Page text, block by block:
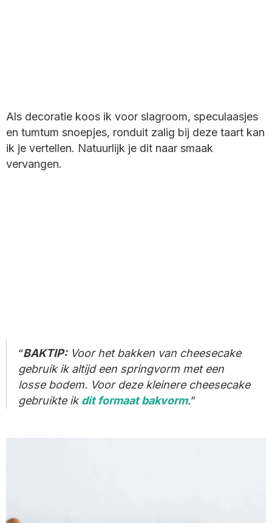
Als decoratie koos ik voor slagroom, speculaasjes
en tumtum snoepjes, ronduit zalig bij deze taart kan
ik je vertellen. Natuurlijk je dit naar smaak
vervangen.
BAKTIP:Voor het bakken van cheesecake
gebruik ik altijd een springvorm met een
losse bodem. Voor deze kleinere cheesecake
gebruikte ikdit formaat bakvorm.